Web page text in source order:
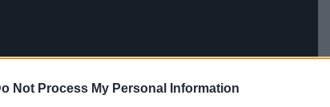
Not Process My Personal Information